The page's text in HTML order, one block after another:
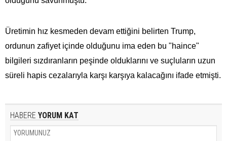
Üretimin hız kesmeden devam ettiğini belirten Trump,
ordunun zafiyet içinde olduğunu ima eden bu "haince"
bilgileri sızdıranların peşinde olduklarını ve suçluların uzun
süreli hapis cezalarıyla karşı karşıya kalacağını ifade etmişti.
HABERE YORUM KAT